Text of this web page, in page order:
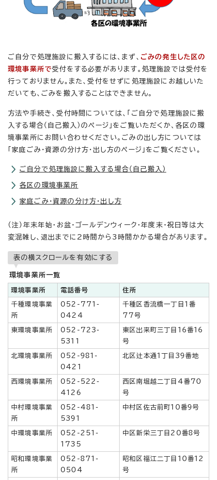
ご自分で処理施設に搬入するには、まず、 ごみの発生した区の
環境事業所で受付をする必要があります。処理施設では受付を
行っておりません。また、受付をせずに処理施設にお越しいた
だいても、ごみを搬入することはできません。
方法や手続き、受付時間については、「ご自分で処理施設に搬
入する場合（自己搬入）のページ」をご覧いただくか、各区の環
境事業所にお問い合わせください。ごみの出し方については
「家庭ごみ・資源の分け方・出し方のページ」をご覧ください。
ご自分で処理施設に搬入する場合（自己搬入）
各区の環境事業所
家庭ごみ・資源の分け方・出し方
（注）年末年始・お盆・ゴールデンウィーク・年度末・祝日等は大
変混雑し、退出までに2時間から3時間かかる場合があります。
表の横スクロールを有効にする
環境事業所一覧
環境事業所 電話番号 住所
千種環境事業
所
052-771-
0424
千種区香流橋一丁目1番
77号
東環境事業所
052-723-
5311
東区出来町三丁目16番16
号
北環境事業所
052-981-
0421
北区辻本通1丁目39番地
西環境事業所
052-522-
4126
西区南堀越二丁目4番70
号
中村環境事業
所
052-481-
5391
中村区佐古前町10番9号
中環境事業所
052-251-
1735
中区新栄三丁目20番8号
昭和環境事業
所
052-871-
0504
昭和区福江二丁目10番12
号